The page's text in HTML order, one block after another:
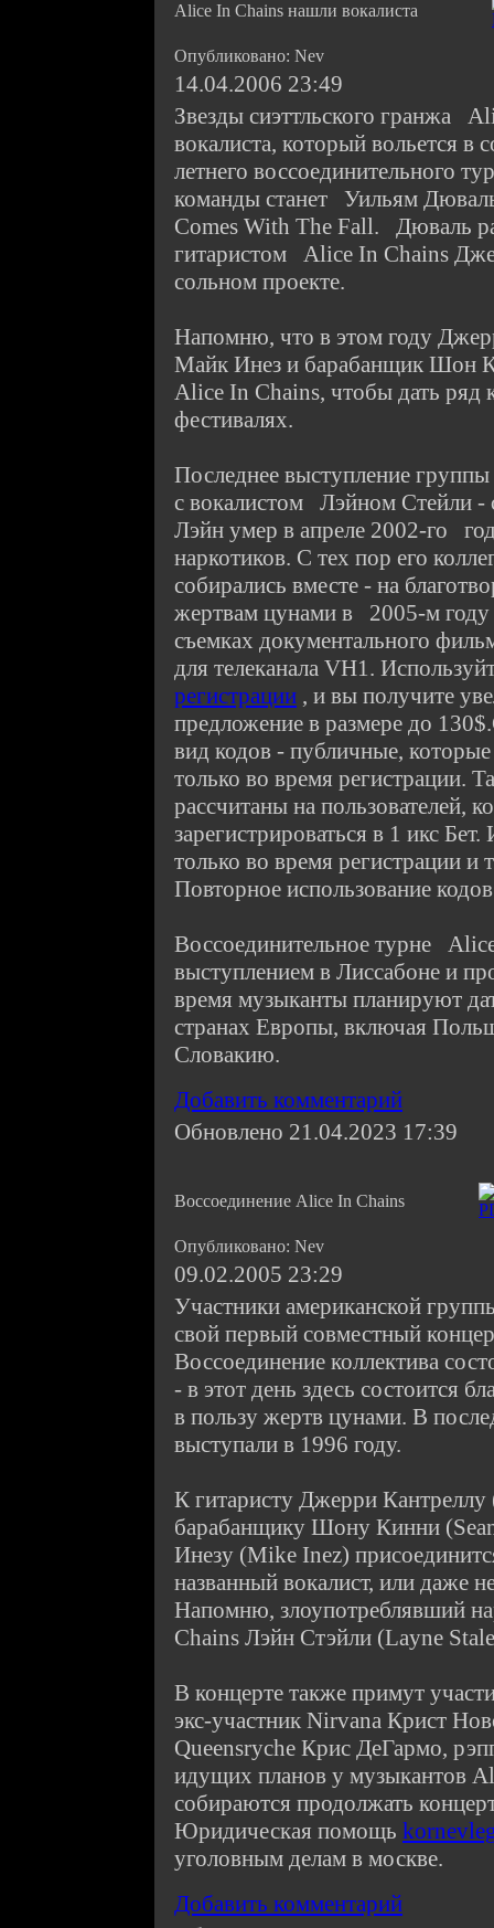
Alice In Chains нашли вокалиста
Опубликовано: Nev
14.04.2006 23:49
Звезды сиэттльского гранжа
вокалиста, который вольется
летнего воссоединительного
команды станет Уильям
Comes With The Fall. Дюваль
гитаристом Alice In Chains
сольном проекте.
Напомню, что в этом году
Майк Инез и барабанщик Шон
Alice In Chains, чтобы дать ряд
фестивалях.
Последнее выступление
с вокалистом Лэйном Стейли -
Лэйн умер в апреле 2002-го
наркотиков. С тех пор его
собирались вместе - на
жертвам цунами в 2005-м году
съемках документального
для телеканала VH1.
регистрации , и вы получите
предложение в размере до
вид кодов - публичные,
только во время регистрации.
рассчитаны на пользователей,
зарегистрироваться в 1 икс
только во время регистрации и
Повторное использование
Воссоединительное турне
выступлением в Лиссабоне и
время музыканты планируют
странах Европы, включая
Словакию.
Добавить комментарий
Обновлено 21.04.2023 17:39
Воссоединение Alice In Chains
Опубликовано: Nev
09.02.2005 23:29
Участники американской
свой первый совместный
Воссоединение коллектива
- в этот день здесь состоится
в пользу жертв цунами. В
выступали в 1996 году.
К гитаристу Джерри
барабанщику Шону Кинни
Инезу (Mike Inez)
названный вокалист, или даже
Напомню, злоупотреблявший
Chains Лэйн Стэйли (Layne
В концерте также примут
экс-участник Nirvana Крист
Queensryche Крис ДеГармо,
идущих планов у музыкантов
собираются продолжать
Юридическая помощь
уголовным делам в москве.
Добавить комментарий